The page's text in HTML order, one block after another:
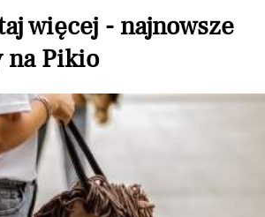
więcej - najnowsze
na Pikio